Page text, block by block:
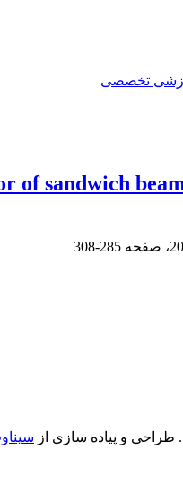
تخصصی
of sandwich
285-308
طراحی و پیاده سازی از